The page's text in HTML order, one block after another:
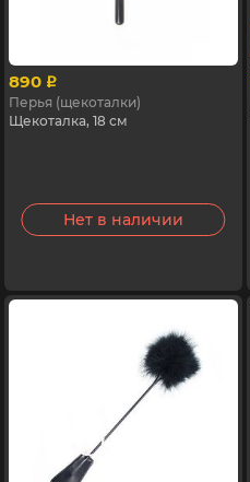
890 p
Перья (щекоталки)
Щекоталка, 18 см
Нет в наличии